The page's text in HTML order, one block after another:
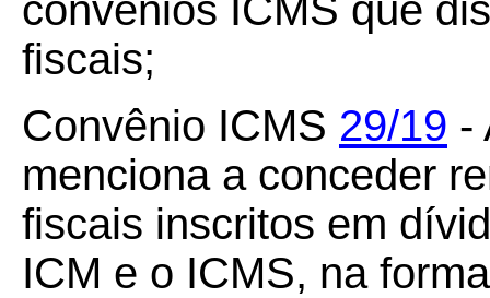
convênios ICMS que
fiscais;
Convênio ICMS 29/19 -
menciona a conceder
fiscais inscritos em
ICM e o ICMS, na